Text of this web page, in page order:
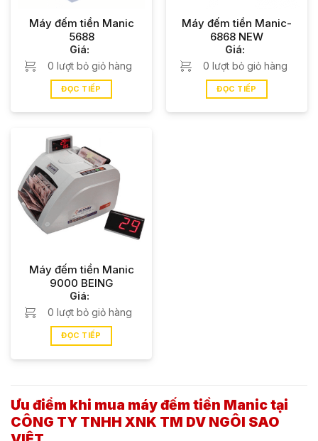
Máy đếm tiền Manic
5688
Giá:
0 lượt bỏ giỏ hàng
ĐỌC TIẾP
Máy đếm tiền Manic-
6868 NEW
Giá:
0 lượt bỏ giỏ hàng
ĐỌC TIẾP
Máy đếm tiền Manic
9000 BEING
Giá:
0 lượt bỏ giỏ hàng
ĐỌC TIẾP
Ưu điểm khi mua máy đếm tiền Manic tại
CÔNG TY TNHH XNK TM DV NGÔI SAO